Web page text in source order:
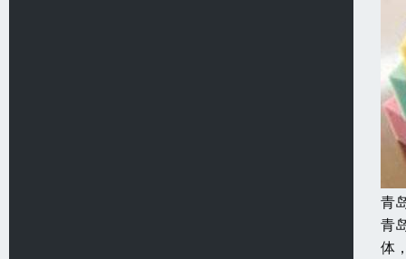
青
青
体